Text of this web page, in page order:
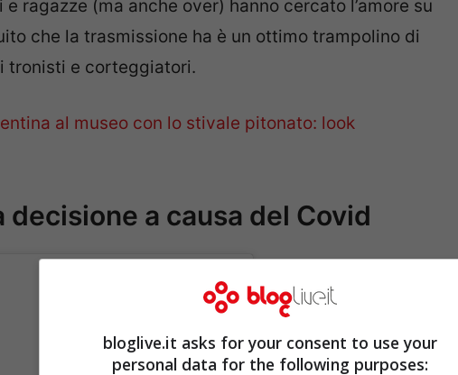
ragazze (ma anche over) hanno cercato l’amore su
che la trasmissione ha è un ottimo trampolino di
tronisti e corteggiatori.
al museo con lo stivale pitonato: look
decisione a causa del Covid
bloglive.it asks for your consent to use your
personal data for the following purposes: